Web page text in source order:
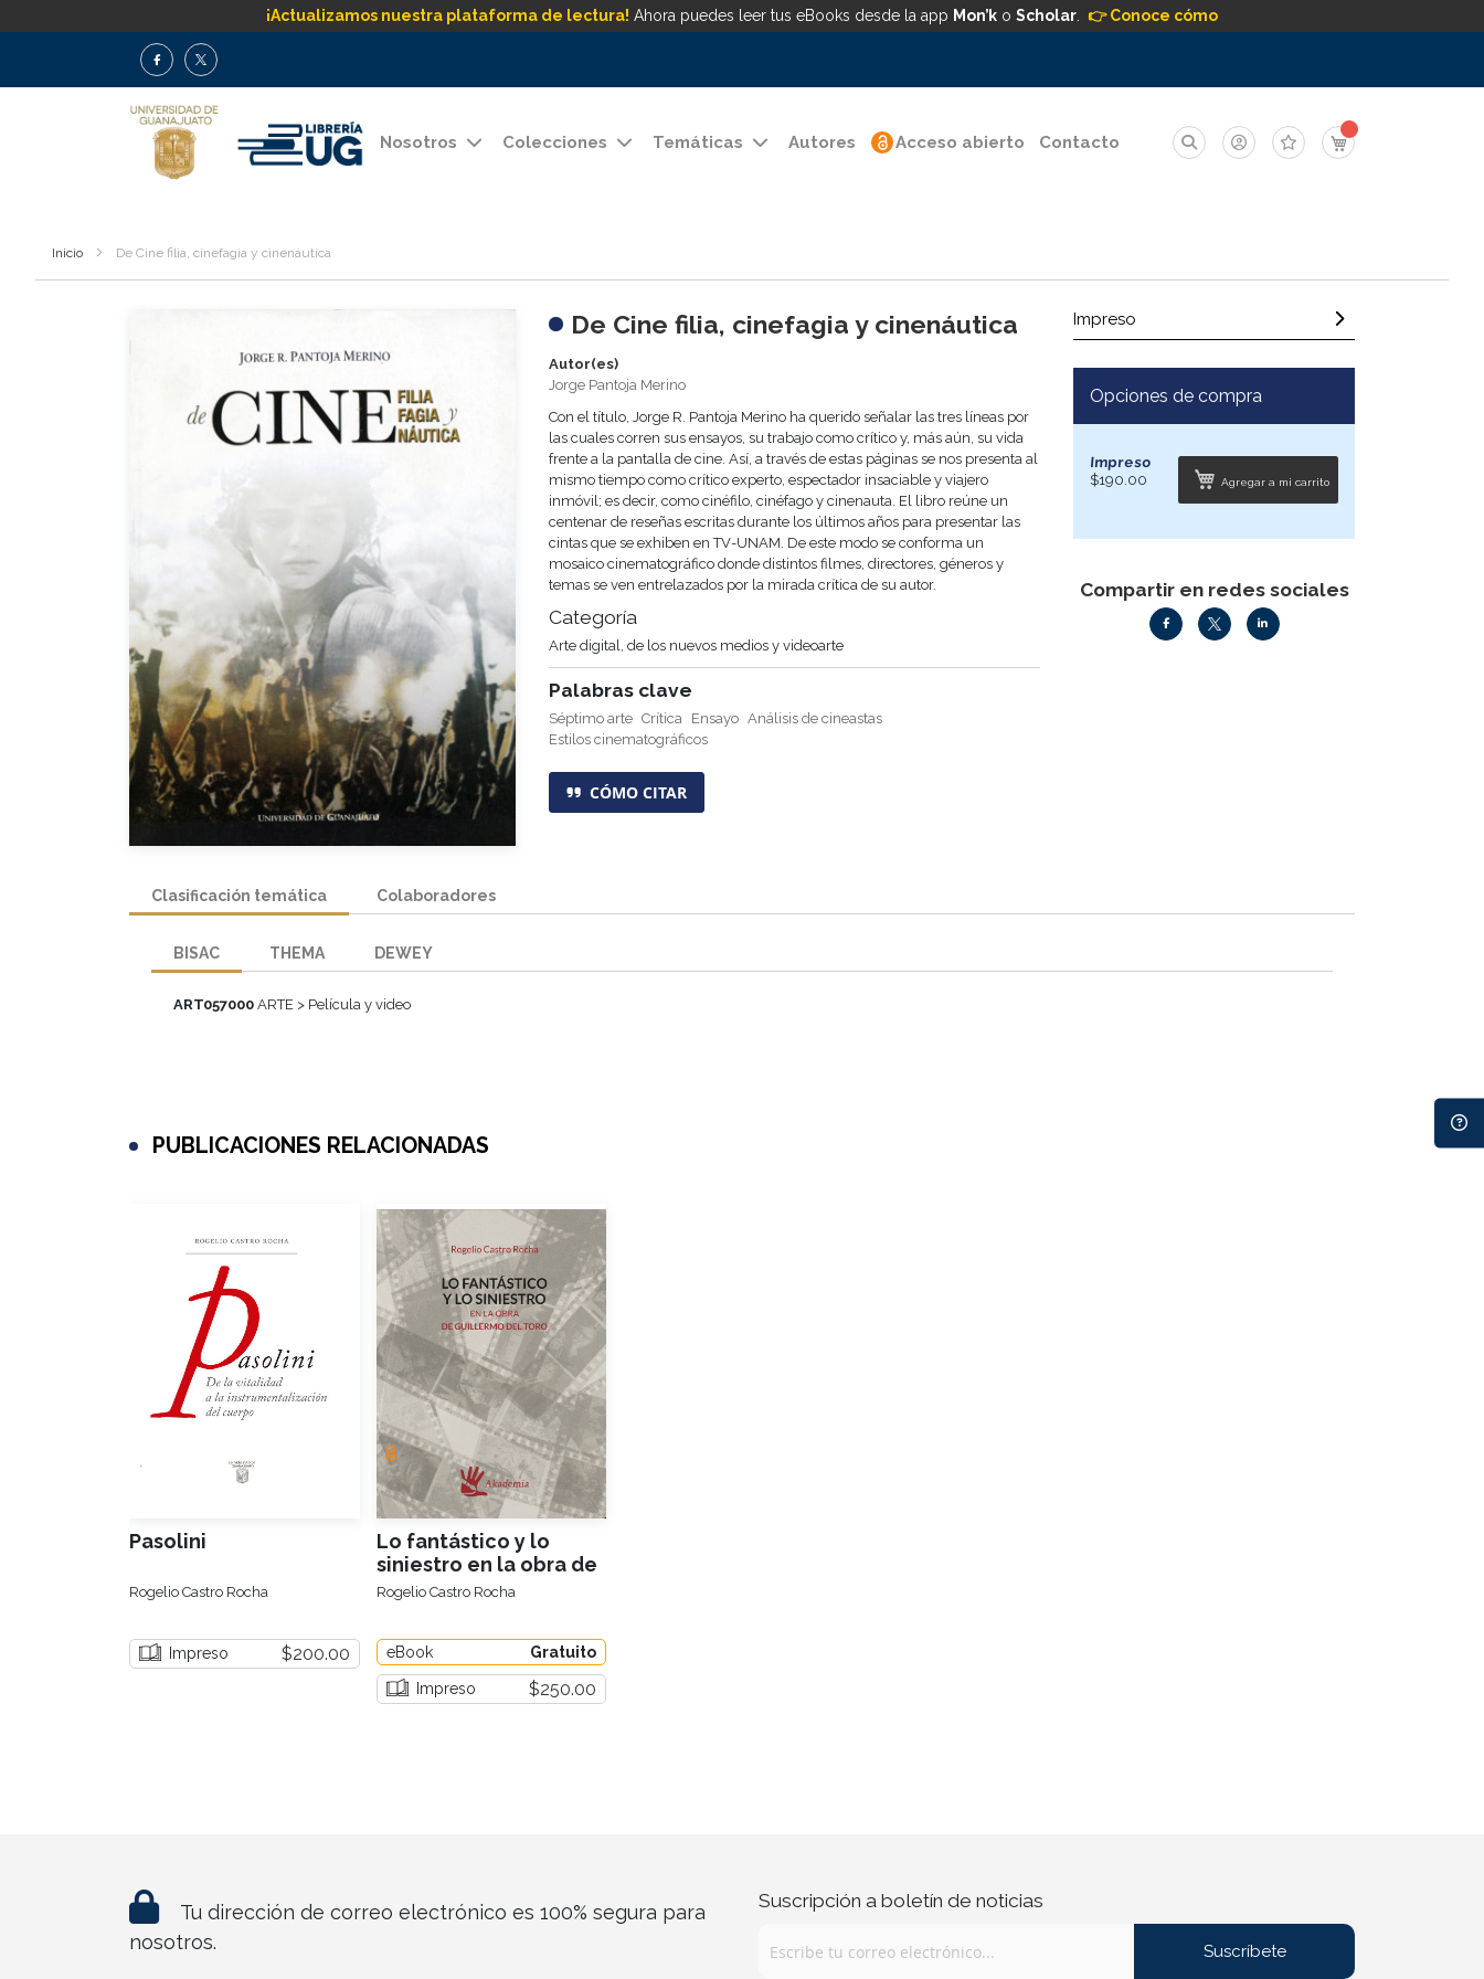
¡Actualizamos nuestra plataforma de lectura! Ahora puedes leer tus eBooks desde la app Mon’k oScholar 👉 Conoce cómo
Nosotros Colecciones Temáticas Autores Acceso abierto Contacto Mi carrito
Inicio De Cine filia, cinefagia y cinenáutica
De Cine filia, cinefagia y cinenáutica
Autor(es)
Jorge Pantoja Merino
Con el título, Jorge R. Pantoja Merino ha querido señalar las tres líneas por
las cuales corren sus ensayos, su trabajo como crítico y, más aún, su vida
frente a la pantalla de cine. Así, a través de estas páginas se nos presenta al
mismo tiempo como crítico experto, espectador insaciable y viajero
inmóvil; es decir, como cinéfilo, cinéfago y cinenauta. El libro reúne un
centenar de reseñas escritas durante los últimos años para presentar las
cintas que se exhiben en TV-UNAM. De este modo se conforma un
mosaico cinematográfico donde distintos filmes, directores, géneros y
temas se ven entrelazados por la mirada crítica de su autor.
Categoría
Arte digital, de los nuevos medios y videoarte
Palabras clave
Séptimo arte Crítica Ensayo Análisis de cineastas
Estilos cinematográficos
CÓMO CITAR
Impreso
Opciones de compra
Impreso
$190.00
Agregar a mi carrito
Compartir en redes sociales
Clasificación temática
BISAC
ART057000 ARTE > Película y video
THEMA DEWEY
Colaboradores
PUBLICACIONES RELACIONADAS
Pasolini
Rogelio Castro Rocha
Impreso $200.00
Lo fantástico y lo
siniestro en la obra de
Guillermo del Toro
Rogelio Castro Rocha
eBook Gratuito
Impreso $250.00
Tu dirección de correo electrónico es 100% segura para
nosotros.
Suscripción a boletín de noticias
Suscríbete